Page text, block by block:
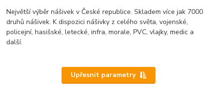
Největší výběr nášivek v České republice. Skladem více jak 7000
druhů nášivek. K dispozici nášivky z celého světa, vojenské,
policejní, hasišské, letecké, infra, morale, PVC, vlajky, medic a
další.
Upřesnit parametry